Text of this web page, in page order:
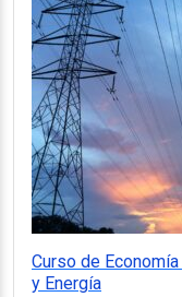
Curso de
y Energía